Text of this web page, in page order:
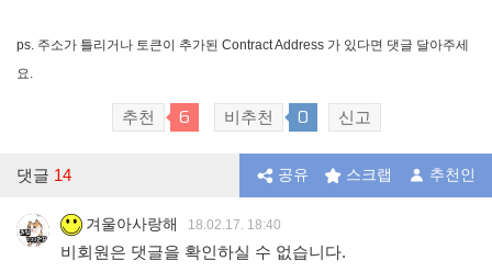
ps. 주소가 틀리거나 토큰이 추가된 Contract Address 가 있다면 댓글 달아주세
요.
추천 6 비추천 0 신고
댓글 14 공유 스크랩 추천인
겨울아사랑해 18.02.17. 18:40
비회원은 댓글을 확인하실 수 없습니다.